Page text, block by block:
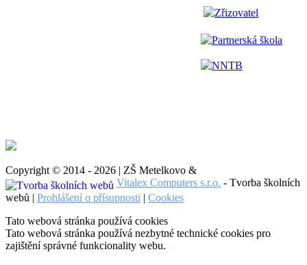
Zřizovatel
Partnerská škola
NNTB
Copyright © 2014 - 2026 | ZŠ Metelkovo &
Vitalex Computers s.r.o. - Tvorba školních
webů | Prohlášení o přísupnosti | Cookies
Tato webová stránka používá cookies
Tato webová stránka používá nezbytné technické cookies pro
zajištění správné funkcionality webu.